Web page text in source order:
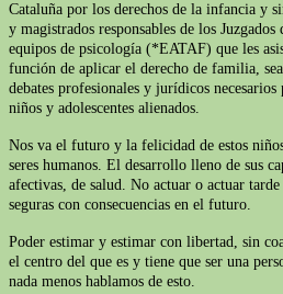
Cataluña por los derechos de la infancia y
y magistrados responsables de los
equipos de psicología (*EATAF) que les
función de aplicar el derecho de familia,
debates profesionales y jurídicos necesarios
niños y adolescentes alienados.
Nos va el futuro y la felicidad de estos
seres humanos. El desarrollo lleno de sus
afectivas, de salud. No actuar o actuar
seguras con consecuencias en el futuro.
Poder estimar y estimar con libertad, sin
el centro del que es y tiene que ser una
nada menos hablamos de esto.